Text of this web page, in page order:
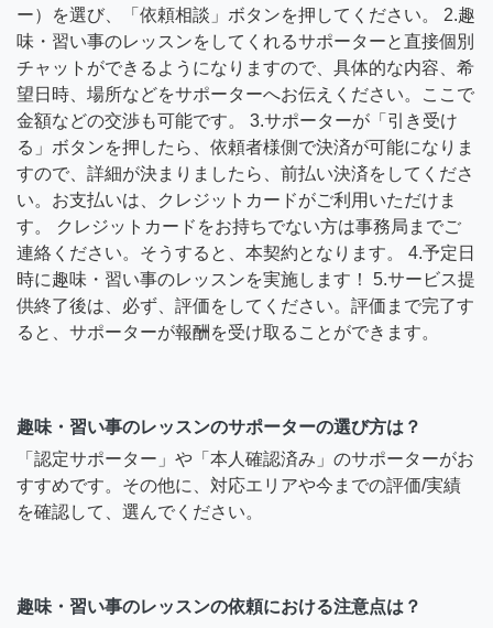
ー）を選び、「依頼相談」ボタンを押してください。 2.趣
味・習い事のレッスンをしてくれるサポーターと直接個別
チャットができるようになりますので、具体的な内容、希
望日時、場所などをサポーターへお伝えください。ここで
金額などの交渉も可能です。 3.サポーターが「引き受け
る」ボタンを押したら、依頼者様側で決済が可能になりま
すので、詳細が決まりましたら、前払い決済をしてくださ
い。お支払いは、クレジットカードがご利用いただけま
す。 クレジットカードをお持ちでない方は事務局までご
連絡ください。そうすると、本契約となります。 4.予定日
時に趣味・習い事のレッスンを実施します！ 5.サービス提
供終了後は、必ず、評価をしてください。評価まで完了す
ると、サポーターが報酬を受け取ることができます。
趣味・習い事のレッスンのサポーターの選び方は？
「認定サポーター」や「本人確認済み」のサポーターがお
すすめです。その他に、対応エリアや今までの評価/実績
を確認して、選んでください。
趣味・習い事のレッスンの依頼における注意点は？